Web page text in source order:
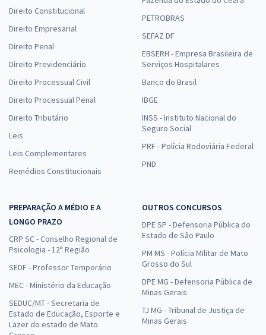
Direito Constitucional
Direito Empresarial
Direito Penal
Direito Previdenciário
Direito Processual Civil
Direito Processual Penal
Direito Tributário
Leis
Leis Complementares
Remédios Constitucionais
PETROBRAS
SEFAZ DF
EBSERH - Empresa Brasileira de
Serviços Hospitalares
Banco do Brasil
IBGE
INSS - Instituto Nacional do
Seguro Social
PRF - Polícia Rodoviária Federal
PND
PREPARAÇÃO A MÉDIO E A
LONGO PRAZO
CRP SC - Conselho Regional de
Psicologia - 12ª Região
SEDF - Professor Temporário
MEC - Ministério da Educação
SEDUC/MT - Secretaria de
Estado de Educação, Esporte e
Lazer do estado de Mato
OUTROS CONCURSOS
DPE SP - Defensoria Pública do
Estado de São Paulo
PM MS - Polícia Militar de Mato
Grosso do Sul
DPE MG - Defensoria Pública de
Minas Gerais
TJ MG - Tribunal de Justiça de
Minas Gerais